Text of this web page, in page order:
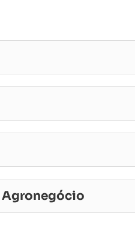
Agronegócio